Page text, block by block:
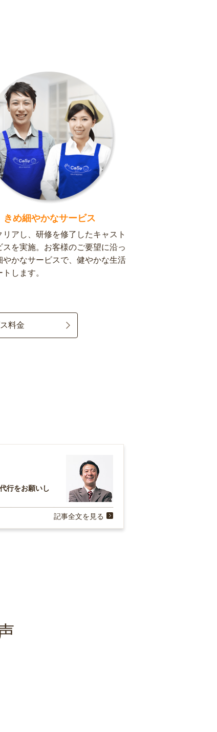
きめ細やかなサービス
リアし、研修を修了したキャスト
スを実施。お客様のご要望に沿っ
やかなサービスで、健やかな生活
します。
料金
行をお願いし
記事全文を見る